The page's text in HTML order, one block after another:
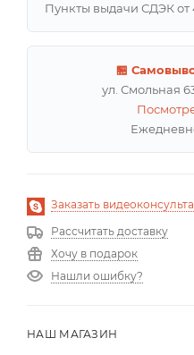
Пункты выдачи СДЭК от
🏪
ул. Смольная
Заказать
Рассчитать доставку
Хочу в подарок
Нашли ошибку?
НАШ МАГАЗИН